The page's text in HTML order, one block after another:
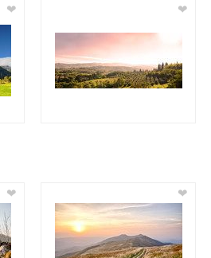
❤ ❤
❤ ❤